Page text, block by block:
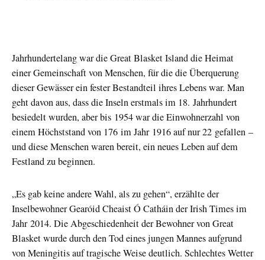
Jahrhundertelang war die Great Blasket Island die Heimat
einer Gemeinschaft von Menschen, für die die Überquerung
dieser Gewässer ein fester Bestandteil ihres Lebens war. Man
geht davon aus, dass die Inseln erstmals im 18. Jahrhundert
besiedelt wurden, aber bis 1954 war die Einwohnerzahl von
einem Höchststand von 176 im Jahr 1916 auf nur 22 gefallen –
und diese Menschen waren bereit, ein neues Leben auf dem
Festland zu beginnen.
„Es gab keine andere Wahl, als zu gehen“, erzählte der
Inselbewohner Gearóid Cheaist Ó Catháin der Irish Times im
Jahr 2014. Die Abgeschiedenheit der Bewohner von Great
Blasket wurde durch den Tod eines jungen Mannes aufgrund
von Meningitis auf tragische Weise deutlich. Schlechtes Wetter